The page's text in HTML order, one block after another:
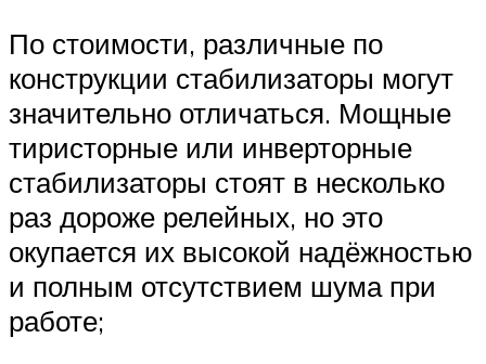
По стоимости, различные по
конструкции стабилизаторы могут
значительно отличаться. Мощные
тиристорные или инверторные
стабилизаторы стоят в несколько
раз дороже релейных, но это
окупается их высокой надёжностью
и полным отсутствием шума при
работе;